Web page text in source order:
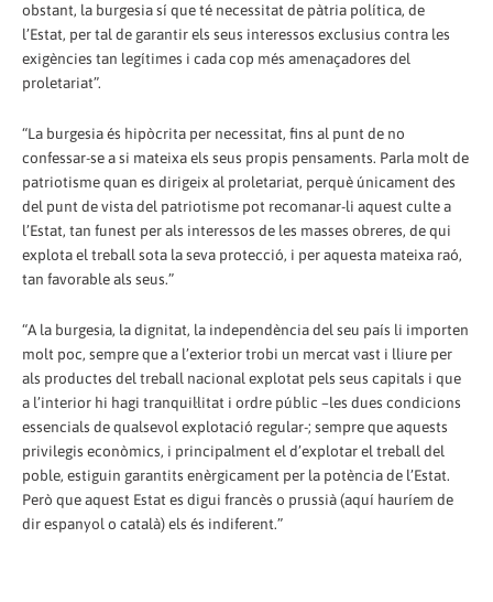
obstant, la burgesia sí que té necessitat de pàtria política, de
l’Estat, per tal de garantir els seus interessos exclusius contra les
exigències tan legítimes i cada cop més amenaçadores del
proletariat”.
“La burgesia és hipòcrita per necessitat, fins al punt de no
confessar-se a si mateixa els seus propis pensaments. Parla molt de
patriotisme quan es dirigeix al proletariat, perquè únicament des
del punt de vista del patriotisme pot recomanar-li aquest culte a
l’Estat, tan funest per als interessos de les masses obreres, de qui
explota el treball sota la seva protecció, i per aquesta mateixa raó,
tan favorable als seus.”
“A la burgesia, la dignitat, la independència del seu país li importen
molt poc, sempre que a l’exterior trobi un mercat vast i lliure per
als productes del treball nacional explotat pels seus capitals i que
a l’interior hi hagi tranquil·litat i ordre públic –les dues condicions
essencials de qualsevol explotació regular-; sempre que aquests
privilegis econòmics, i principalment el d’explotar el treball del
poble, estiguin garantits enèrgicament per la potència de l’Estat.
Però que aquest Estat es digui francès o prussià (aquí hauríem de
dir espanyol o català) els és indiferent.”